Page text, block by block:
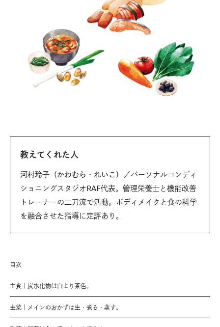
教えてくれた人
河村玲子（かわむら・れいこ）
／パーソナルコンディ
ショニングスタジオRAF代表。管理栄養士と機能改善
トレーナーの二刀流で活動。ボディメイクと食の科学
を融合させた指導に定評あり。
目次
主食｜炭水化物は白より茶色。
主菜｜メインのおかずは生・煮る・蒸す。